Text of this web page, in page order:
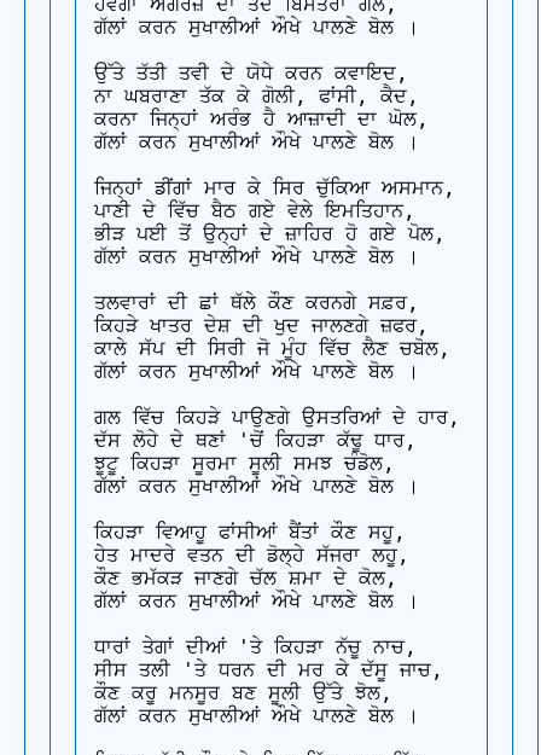
ਗੱਲਾਂ ਕਰਨ ਸੁਖਾਲੀਆਂ ਔਖੇ ਪਾਲਣੇ ਬੋਲ ।
ਉੱਤੇ ਤੱਤੀ ਤਵੀ ਦੇ ਯੋਧੇ ਕਰਨ ਕਵਾਇਦ,
ਨਾ ਘਬਰਾਣਾ ਤੱਕ ਕੇ ਗੋਲੀ, ਫਾਂਸੀ, ਕੈਦ,
ਕਰਨਾ ਜਿਨ੍ਹਾਂ ਅਰੰਭ ਹੈ ਆਜ਼ਾਦੀ ਦਾ ਘੋਲ,
ਗੱਲਾਂ ਕਰਨ ਸੁਖਾਲੀਆਂ ਔਖੇ ਪਾਲਣੇ ਬੋਲ ।
ਜਿਨ੍ਹਾਂ ਡੀਂਗਾਂ ਮਾਰ ਕੇ ਸਿਰ ਚੁੱਕਿਆ ਅਸਮਾਨ,
ਪਾਣੀ ਦੇ ਵਿੱਚ ਬੈਠ ਗਏ ਵੇਲੇ ਇਮਤਿਹਾਨ,
ਭੀੜ ਪਈ ਤੋਂ ਉਨ੍ਹਾਂ ਦੇ ਜ਼ਾਹਿਰ ਹੋ ਗਏ ਪੋਲ,
ਗੱਲਾਂ ਕਰਨ ਸੁਖਾਲੀਆਂ ਔਖੇ ਪਾਲਣੇ ਬੋਲ ।
ਤਲਵਾਰਾਂ ਦੀ ਛਾਂ ਥੱਲੇ ਕੌਣ ਕਰਨਗੇ ਸਫ਼ਰ,
ਕਿਹੜੇ ਖਾਤਰ ਦੇਸ਼ ਦੀ ਖੁਦ ਜਾਲਣਗੇ ਜ਼ਫਰ,
ਕਾਲੇ ਸੱਪ ਦੀ ਸਿਰੀ ਜੋ ਮੂੰਹ ਵਿੱਚ ਲੈਣ ਚਬੋਲ,
ਗੱਲਾਂ ਕਰਨ ਸੁਖਾਲੀਆਂ ਔਖੇ ਪਾਲਣੇ ਬੋਲ ।
ਗਲ ਵਿੱਚ ਕਿਹੜੇ ਪਾਉਣਗੇ ਉਸਤਰਿਆਂ ਦੇ ਹਾਰ,
ਦੱਸ ਲੋਹੇ ਦੇ ਥਣਾਂ 'ਚੋਂ ਕਿਹੜਾ ਕੱਢੂ ਧਾਰ,
ਝੂਟੂ ਕਿਹੜਾ ਸੂਰਮਾ ਸੂਲੀ ਸਮਝ ਚੰਡੋਲ,
ਗੱਲਾਂ ਕਰਨ ਸੁਖਾਲੀਆਂ ਔਖੇ ਪਾਲਣੇ ਬੋਲ ।
ਕਿਹੜਾ ਵਿਆਹੂ ਫਾਂਸੀਆਂ ਬੈਂਤਾਂ ਕੌਣ ਸਹੂ,
ਹੇਤ ਮਾਦਰੇ ਵਤਨ ਦੀ ਡੋਲ੍ਹੇ ਸੱਜਰਾ ਲਹੂ,
ਕੌਣ ਭਮੱਕੜ ਜਾਣਗੇ ਚੱਲ ਸ਼ਮਾ ਦੇ ਕੋਲ,
ਗੱਲਾਂ ਕਰਨ ਸੁਖਾਲੀਆਂ ਔਖੇ ਪਾਲਣੇ ਬੋਲ ।
ਧਾਰਾਂ ਤੇਗਾਂ ਦੀਆਂ 'ਤੇ ਕਿਹੜਾ ਨੱਚੂ ਨਾਚ,
ਸੀਸ ਤਲੀ 'ਤੇ ਧਰਨ ਦੀ ਮਰ ਕੇ ਦੱਸੂ ਜਾਚ,
ਕੌਣ ਕਰੂ ਮਨਸੂਰ ਬਣ ਸੂਲੀ ਉੱਤੇ ਝੋਲ,
ਗੱਲਾਂ ਕਰਨ ਸੁਖਾਲੀਆਂ ਔਖੇ ਪਾਲਣੇ ਬੋਲ ।